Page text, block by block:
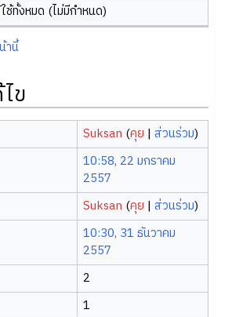
ทั้งหมด (ไม่มีกำหนด)
านี้
ข
Suksan (คุย |ส่วนร่วม)
10:58, 22 มกราคม
2557
Suksan (คุย |ส่วนร่วม)
10:30, 31 ธันวาคม
2557
2
1